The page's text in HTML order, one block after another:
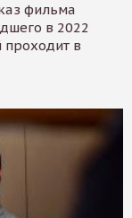
фильма
в 2022
проходит в